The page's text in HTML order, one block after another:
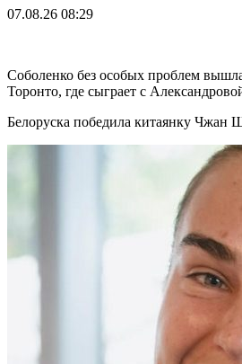
07.08.26 08:29
Соболенко без особых проблем
Торонто, где сыграет с
Белоруска победила китаянку Чжан